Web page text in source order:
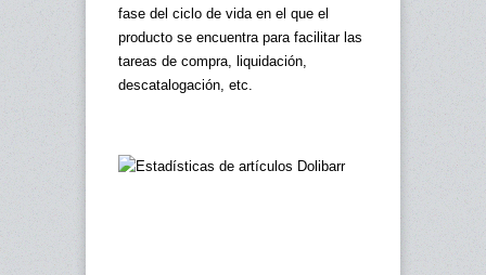
fase del ciclo de vida en el que el
producto se encuentra para facilitar las
tareas de compra, liquidación,
descatalogación, etc.